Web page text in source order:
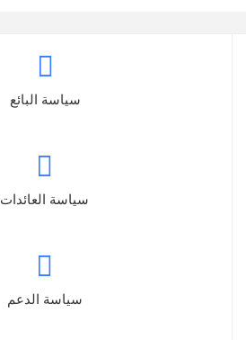
سياسة البائع
سياسة العائدات
سياسة الدعم